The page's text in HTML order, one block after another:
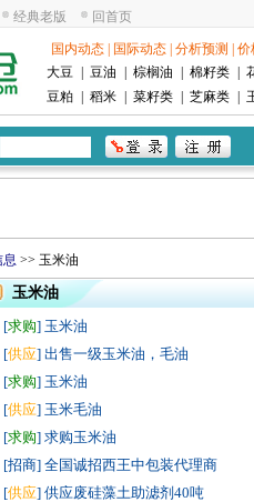
经典老版 回首页
国内动态 国际动态 分析预测
价
大豆
豆油 棕榈油 棉籽类
豆粕
稻米 菜籽类 芝麻类
息 >> 玉米油
玉米油
[求购] 玉米油
[供应] 出售一级玉米油，毛油
[求购] 玉米油
[供应] 玉米毛油
[求购] 求购玉米油
[招商] 全国诚招西王中包装代理商
[供应] 供应废硅藻土助滤剂40吨